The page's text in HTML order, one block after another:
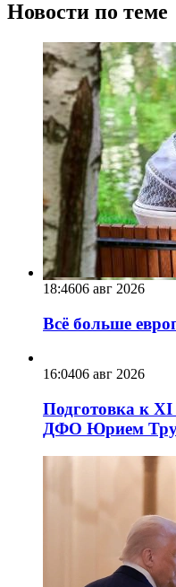
Новости по теме
18:4606 авг 2026
Всё больше
16:0406 авг 2026
Подготовка к
ДФО Юрием